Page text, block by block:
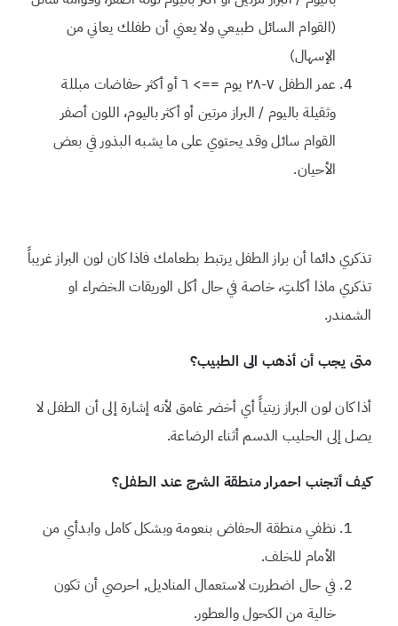
(القوام السائل طبيعي ولا يعني أن طفلك يعاني من
الإسهال)
عمر الطفل ٧-٢٨ يوم ==> ٦ أو أكثر حفاضات مبللة
وثقيلة باليوم / البراز مرتين أو أكثر باليوم، اللون أصفر
القوام سائل وقد يحتوي على ما يشبه البذور في بعض
الأحيان.
تذكري دائما أن براز الطفل يرتبط بطعامك فاذا كان لون البراز غريباً
تذكري ماذا أكلتِ، خاصة في حال أكل الوريقات الخضراء او
الشمندر.
متى يجب أن أذهب الى الطبيب؟
أذا كان لون البراز زيتياً أي أخضر غامق لأنه إشارة إلى أن الطفل لا
يصل إلى الحليب الدسم أثناء الرضاعة.
كيف أتجنب احمرار منطقة الشرج عند الطفل؟
نظفي منطقة الحفاض بنعومة وبشكل كامل وابدأي من
الأمام للخلف.
في حال اضطررت لاستعمال المناديل, احرصي أن تكون
خالية من الكحول والعطور.